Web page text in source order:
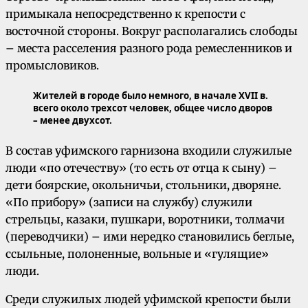
примыкала непосредственно к крепости с
восточной стороны. Вокруг располагались слободы
– места расселения разного рода ремесленников и
промысловиков.
Жителей в городе было немного, в начале XVII в.
всего около трехсот человек, общее число дворов
– менее двухсот.
В состав уфимского гарнизона входили служилые
люди «по отечеству» (то есть от отца к сыну) –
дети боярские, окольничьи, стольники, дворяне.
«По прибору» (записи на службу) служили
стрельцы, казаки, пушкари, воротники, толмачи
(переводчики) – ими нередко становились беглые,
ссыльные, полоненные, вольные и «гулящие»
люди.
Среди служилых людей уфимской крепости были